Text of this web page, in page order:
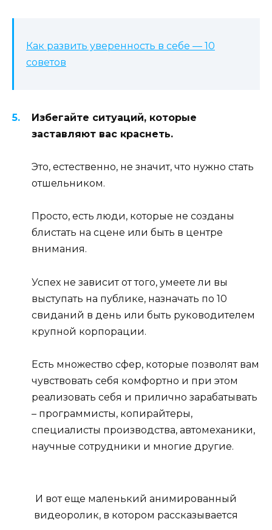
Как развить уверенность в себе — 10
советов
Избегайте ситуаций, которые
заставляют вас краснеть.
Это, естественно, не значит, что нужно стать
отшельником.
Просто, есть люди, которые не созданы
блистать на сцене или быть в центре
внимания.
Успех не зависит от того, умеете ли вы
выступать на публике, назначать по 10
свиданий в день или быть руководителем
крупной корпорации.
Есть множество сфер, которые позволят вам
чувствовать себя комфортно и при этом
реализовать себя и прилично зарабатывать
– программисты, копирайтеры,
специалисты производства, автомеханики,
научные сотрудники и многие другие.
И вот еще маленький анимированный
видеоролик, в котором рассказывается